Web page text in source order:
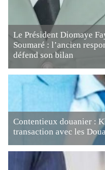
Le Président Diomaye
Soumaré : l’ancien
défend son bilan
Contentieux douanier :
transaction avec les